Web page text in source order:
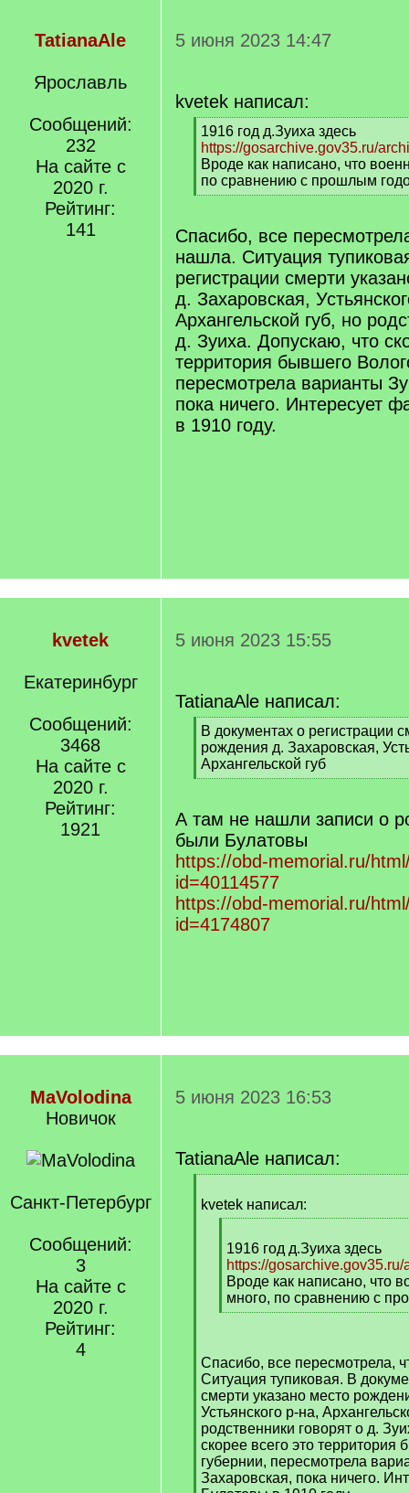
TatianaAle
Ярославль
Сообщений:
232
На сайте с
2020 г.
Рейтинг:
141
5 июня 2023 14:47
kvetek написал:
[
q
]
1916 год д.Зуиха здесь
https://gosarchive.gov35.ru/
Вроде как написано, что
по сравнению с прошлым
[
q
]
Спасибо, все
нашла. Ситуация
регистрации смерти
д. Захаровская,
Архангельской губ, но
д. Зуиха. Допускаю, что
территория бывшего
пересмотрела варианты
пока ничего. Интересует
в 1910 году.
kvetek
Екатеринбург
Сообщений:
3468
На сайте с
2020 г.
Рейтинг:
1921
5 июня 2023 15:55
TatianaAle написал:
[
q
]
В документах о регистрации
рождения д. Захаровская,
Архангельской губ
[
q
]
А там не нашли записи о
были Булатовы
https://obd-memorial.ru/
id=40114577
https://obd-memorial.ru/
id=4174807
MaVolodina
Новичок
Санкт-Петербург
Сообщений:
3
На сайте с
2020 г.
Рейтинг:
4
5 июня 2023 16:53
TatianaAle написал:
q
kvetek написал:
q
]
1916 год д.Зуиха здесь
https://
Вроде как написано, что
много, по сравнению с
[
]
Спасибо, все пересмотрела,
Ситуация тупиковая. В
смерти указано место
Устьянского р-на,
родственники говорят о д.
скорее всего это территория
губернии, пересмотрела
Захаровская, пока ничего.